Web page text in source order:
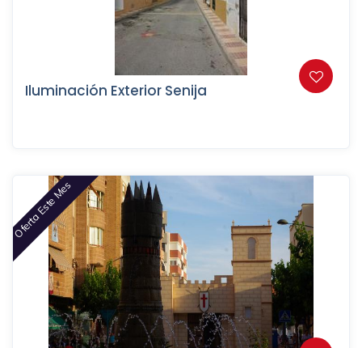
Iluminación Exterior Senija
Oferta Este Mes